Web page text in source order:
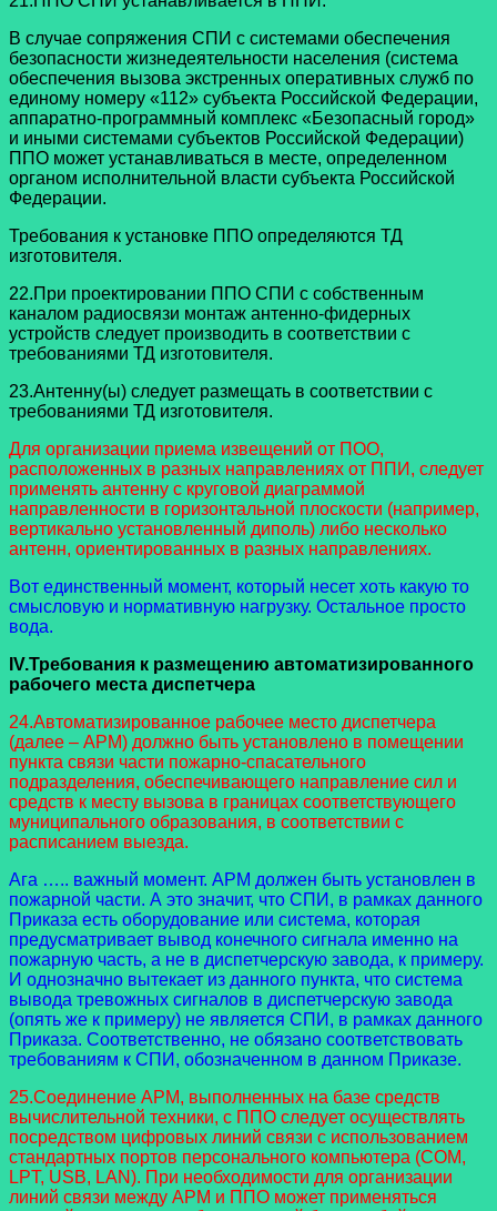
В случае сопряжения СПИ с системами обеспечения
безопасности жизнедеятельности населения (система
обеспечения вызова экстренных оперативных служб по
единому номеру «112» субъекта Российской Федерации,
аппаратно-программный комплекс «Безопасный город»
и иными системами субъектов Российской Федерации)
ППО может устанавливаться в месте, определенном
органом исполнительной власти субъекта Российской
Федерации.
Требования к установке ППО определяются ТД
изготовителя.
22.При проектировании ППО СПИ с собственным
каналом радиосвязи монтаж антенно-фидерных
устройств следует производить в соответствии с
требованиями ТД изготовителя.
23.Антенну(ы) следует размещать в соответствии с
требованиями ТД изготовителя.
Для организации приема извещений от ПОО,
расположенных в разных направлениях от ППИ, следует
применять антенну с круговой диаграммой
направленности в горизонтальной плоскости (например,
вертикально установленный диполь) либо несколько
антенн, ориентированных в разных направлениях.
Вот единственный момент, который несет хоть какую то
смысловую и нормативную нагрузку. Остальное просто
вода.
IV.Требования к размещению автоматизированного
рабочего места диспетчера
24.Автоматизированное рабочее место диспетчера
(далее – АРМ) должно быть установлено в помещении
пункта связи части пожарно-спасательного
подразделения, обеспечивающего направление сил и
средств к месту вызова в границах соответствующего
муниципального образования, в соответствии с
расписанием выезда.
Ага ….. важный момент. АРМ должен быть установлен в
пожарной части. А это значит, что СПИ, в рамках данного
Приказа есть оборудование или система, которая
предусматривает вывод конечного сигнала именно на
пожарную часть, а не в диспетчерскую завода, к примеру.
И однозначно вытекает из данного пункта, что система
вывода тревожных сигналов в диспетчерскую завода
(опять же к примеру) не является СПИ, в рамках данного
Приказа. Соответственно, не обязано соответствовать
требованиям к СПИ, обозначенном в данном Приказе.
25.Соединение АРМ, выполненных на базе средств
вычислительной техники, с ППО следует осуществлять
посредством цифровых линий связи с использованием
стандартных портов персонального компьютера (COM,
LPT, USB, LAN). При необходимости для организации
линий связи между АРМ и ППО может применяться